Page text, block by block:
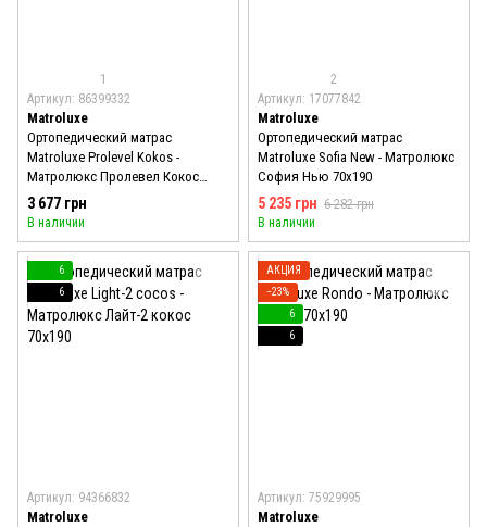
1
Артикул: 86399332
Matroluxe
Ортопедический матрас
Matroluxe Prolevel Kokos -
Матролюкс Пролевел Кокос
70x190
3 677 грн
В наличии
2
Артикул: 17077842
Matroluxe
Ортопедический матрас
Matroluxe Sofia New - Матролюкс
София Нью 70x190
5 235 грн 6 282 грн
В наличии
6
6
Артикул: 94366832
Matroluxe
АКЦИЯ
−23%
6
6
Артикул: 75929995
Matroluxe